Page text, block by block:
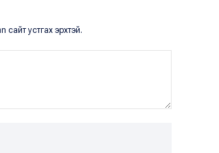
сайт устгах эрхтэй.